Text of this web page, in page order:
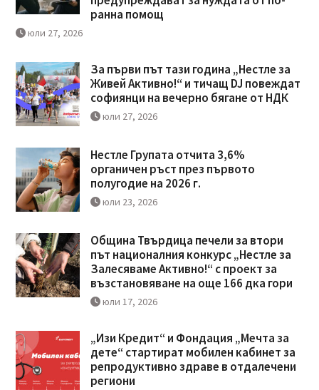
ранна помощ
юли 27, 2026
За първи път тази година „Нестле за
Живей Активно!“ и тичащ DJ повеждат
софиянци на вечерно бягане от НДК
юли 27, 2026
Нестле Групата отчита 3,6%
органичен ръст през първото
полугодие на 2026 г.
юли 23, 2026
Община Твърдица печели за втори
път националния конкурс „Нестле за
Залесяваме Активно!“ с проект за
възстановяване на още 166 дка гори
юли 17, 2026
„Изи Кредит“ и Фондация „Мечта за
дете“ стартират мобилен кабинет за
репродуктивно здраве в отдалечени
региони